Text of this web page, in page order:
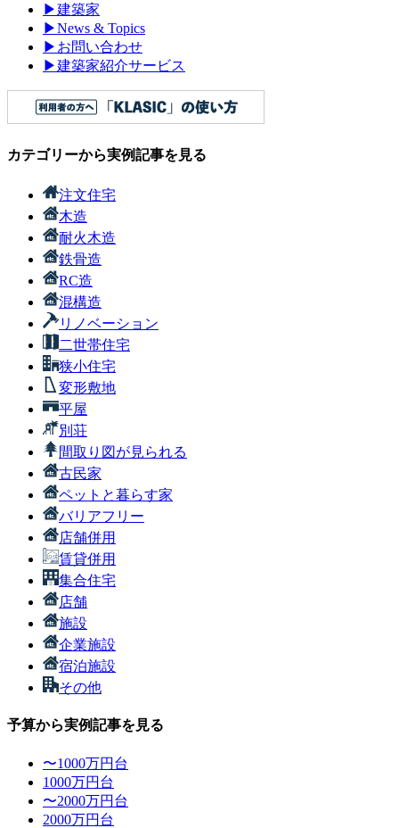
▶建築家
▶News & Topics
▶ お問い合わせ
▶建築家紹介サービス
カテゴリーから実例記事を見る
注文住宅
木造
耐火木造
鉄骨造
RC造
混構造
リノベーション
二世帯住宅
狭小住宅
変形敷地
平屋
別荘
間取り図が見られる
古民家
ペットと暮らす家
バリアフリー
店舗併用
賃貸併用
集合住宅
店舗
施設
企業施設
宿泊施設
その他
予算から実例記事を見る
〜1000万円台
1000万円台
〜2000万円台
2000万円台